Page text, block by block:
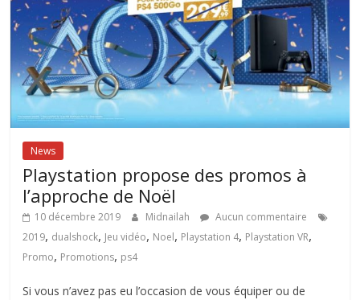
News
Playstation propose des promos à
l’approche de Noël
10 décembre 2019 Midnailah
Aucun commentaire
2019, dualshock, Jeu vidéo, Noel, Playstation 4, Playstation VR,
Promo, Promotions, ps4
Si vous n’avez pas eu l’occasion de vous équiper ou de